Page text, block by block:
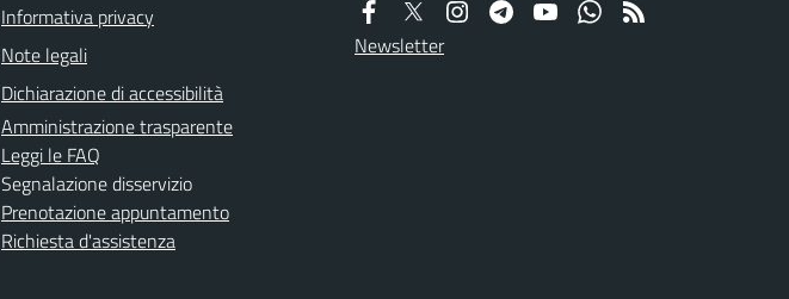
Informativa privacy
Note legali
Dichiarazione di accessibilità
Amministrazione trasparente
Leggi le FAQ
Segnalazione disservizio
Prenotazione appuntamento
Richiesta d'assistenza
Newsletter